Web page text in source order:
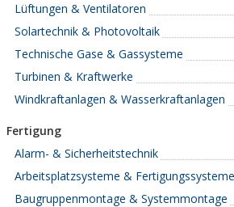
Lüftungen & Ventilatoren
Solartechnik & Photovoltaik
Technische Gase & Gassysteme
Turbinen & Kraftwerke
Windkraftanlagen & Wasserkraftanlagen
Fertigung
Alarm- & Sicherheitstechnik
Arbeitsplatzsysteme & Fertigungssysteme
Baugruppenmontage & Systemmontage